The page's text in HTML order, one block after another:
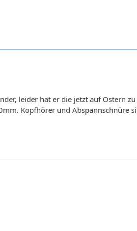
leider hat er die jetzt auf Ostern
Kopfhörer und Abspannschnüre